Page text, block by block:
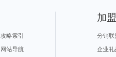
攻略索引
网站导航
加
分销联
企业礼